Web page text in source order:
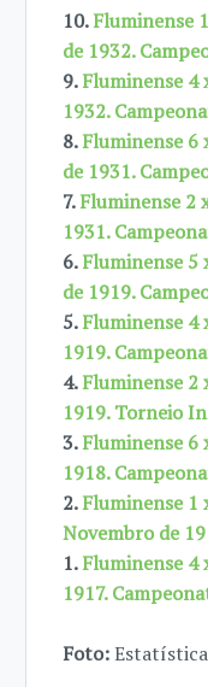
10.Fluminense
de 1932.
9.Fluminense 4
1932.
8.Fluminense 6
de 1931.
7.Fluminense 2
1931.
6.Fluminense 5
de 1919.
5.Fluminense 4
1919.
4.Fluminense 2
1919. Torneio
3.Fluminense 6
1918.
2.Fluminense 1
Novembro de
1.Fluminense 4
1917.
Foto: